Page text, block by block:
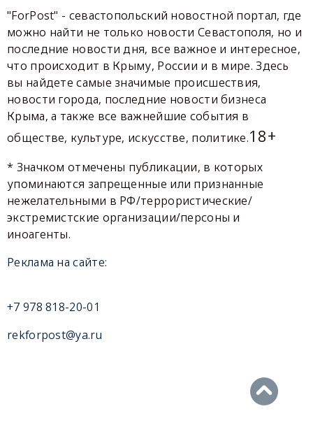
"ForPost" - севастопольский новостной портал, где
можно найти не только новости Севастополя, но и
последние новости дня, все важное и интересное,
что происходит в Крыму, России и в мире. Здесь
вы найдете самые значимые происшествия,
новости города, последние новости бизнеса
Крыма, а также все важнейшие события в
обществе, культуре, искусстве, политике.18+
* Значком отмечены публикации, в которых
упоминаются запрещенные или признанные
нежелательными в РФ/террористические/
экстремистские организации/персоны и
иноагенты.
Реклама на сайте:
+7 978 818-20-01
rekforpost@ya.ru